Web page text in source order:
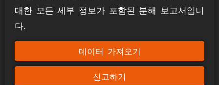
대한 모든 세부 정보가 포함된 분해 보고서입니
다.
데이터 가져오기
신고하기